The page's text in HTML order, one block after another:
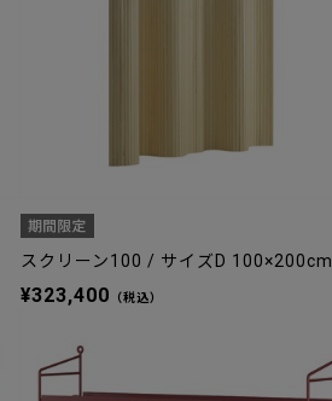
スクリーン100 / サイズD 100×200cm
¥323,400 （税込）